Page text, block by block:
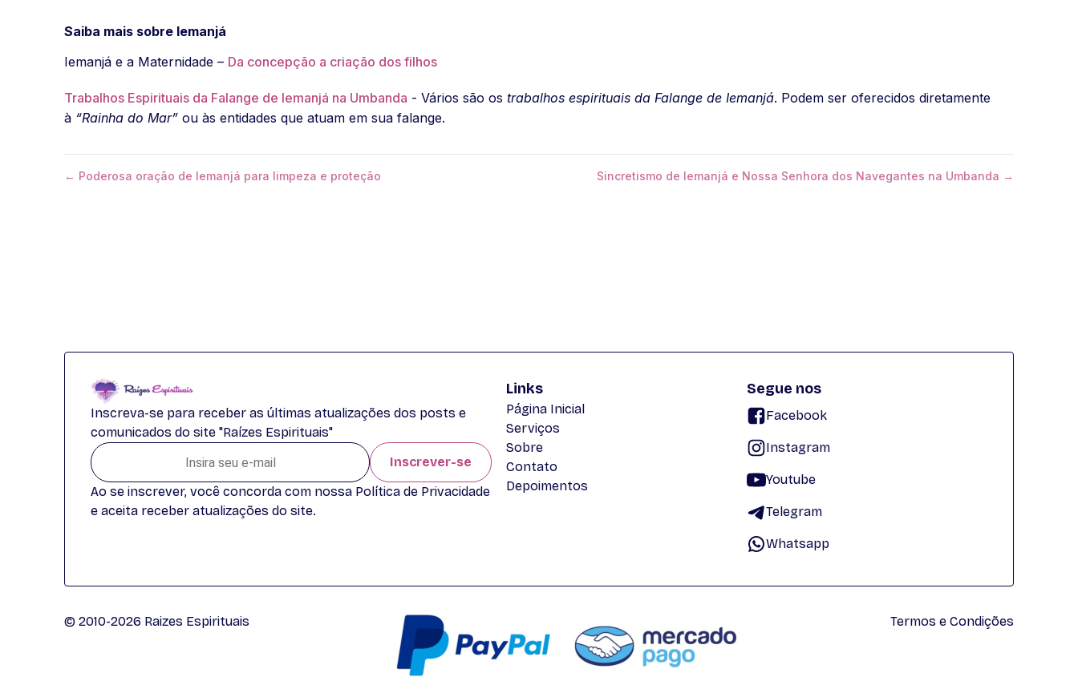
Saiba mais sobre Iemanjá
Iemanjá e a Maternidade – Da concepção a criação dos filhos
Trabalhos Espirituais da Falange de Iemanjá na Umbanda - Vários são os trabalhos espirituais da Falange de Iemanjá. Podem ser oferecidos diretamente
à “Rainha do Mar” ou às entidades que atuam em sua falange.
← Poderosa oração de Iemanjá para limpeza e proteção Sincretismo de Iemanjá e Nossa Senhora dos Navegantes na Umbanda →
Inscreva-se para receber as últimas atualizações dos posts e
comunicados do site "Raízes Espirituais"
Inscrever-se
Ao se inscrever, você concorda com nossa Política de Privacidade
e aceita receber atualizações do site.
Links
Página Inicial
Serviços
Sobre
Contato
Depoimentos
Segue nos
Facebook
Instagram
Youtube
Telegram
Whatsapp
© 2010-2026 Raizes Espirituais Termos e Condições